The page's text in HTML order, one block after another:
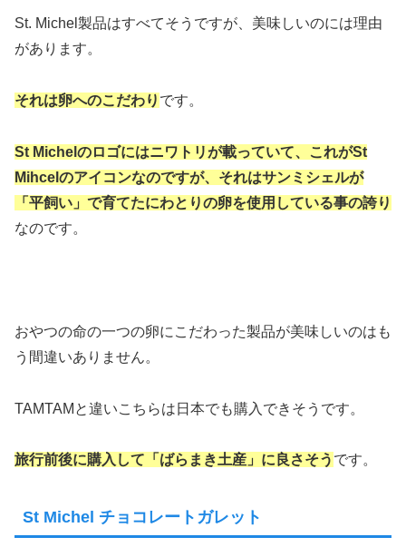
St. Michel製品はすべてそうですが、美味しいのには理由
があります。
それは卵へのこだわり です。
St Michelのロゴにはニワトリが載っていて、これがSt
Mihcelのアイコンなのですが、それはサンミシェルが
「平飼い」で育てたにわとりの卵を使用している事の誇り
なのです。
おやつの命の一つの卵にこだわった製品が美味しいのはも
う間違いありません。
TAMTAMと違いこちらは日本でも購入できそうです。
旅行前後に購入して「ばらまき土産」に良さそう です。
St Michel チョコレートガレット